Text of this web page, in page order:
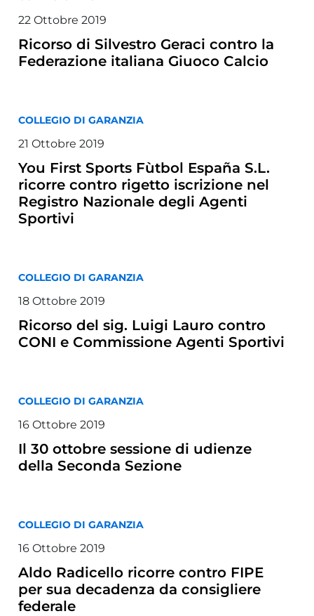
22 Ottobre 2019
Ricorso di Silvestro Geraci contro la
Federazione italiana Giuoco Calcio
COLLEGIO DI GARANZIA
21 Ottobre 2019
You First Sports Fùtbol España S.L.
ricorre contro rigetto iscrizione nel
Registro Nazionale degli Agenti
Sportivi
COLLEGIO DI GARANZIA
18 Ottobre 2019
Ricorso del sig. Luigi Lauro contro
CONI e Commissione Agenti Sportivi
COLLEGIO DI GARANZIA
16 Ottobre 2019
Il 30 ottobre sessione di udienze
della Seconda Sezione
COLLEGIO DI GARANZIA
16 Ottobre 2019
Aldo Radicello ricorre contro FIPE
per sua decadenza da consigliere
federale